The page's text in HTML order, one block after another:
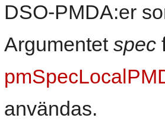
DSO-PMDA:er
Argumentet spec
användas.